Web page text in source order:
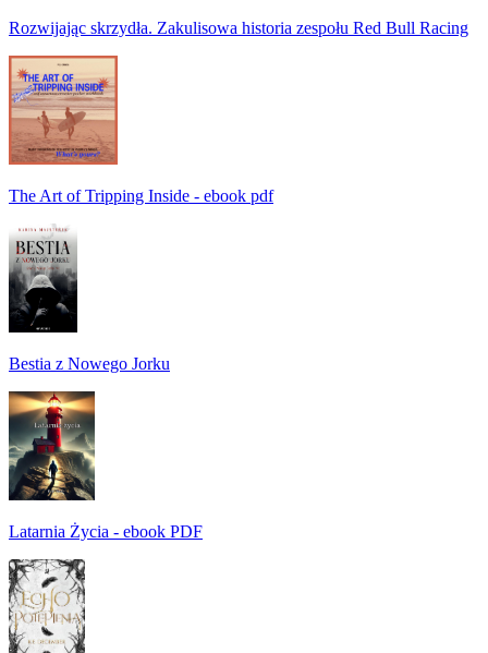
Rozwijając skrzydła. Zakulisowa historia zespołu Red Bull Racing
The Art of Tripping Inside - ebook pdf
Bestia z Nowego Jorku
Latarnia Życia - ebook PDF